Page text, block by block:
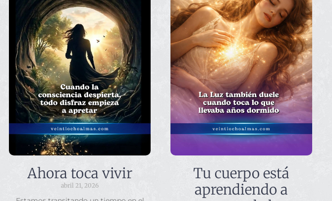
Ahora toca vivir
abril 21, 2026
Tu cuerpo está
aprendiendo a